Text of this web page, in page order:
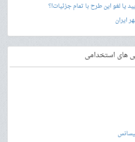
یا لغو این طرح با تمام جزئیات!؟
ایران
های استخدامی